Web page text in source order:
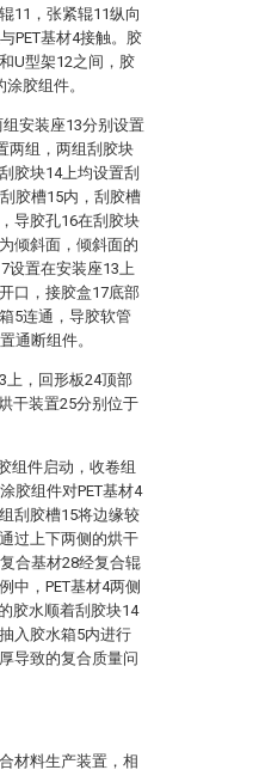
11，张紧辊11纵向
PET基材4接触。胶
U型架12之间，胶
胶组件。
安装座13分别设置
两组，两组刮胶块
胶块14上均设置刮
胶槽15内，刮胶槽
导胶孔16在刮胶块
倾斜面，倾斜面的
设置在安装座13上
口，接胶盒17底部
5连通，导胶软管
通断组件。
上，回形板24顶部
干装置25分别位于
组件启动，收卷组
胶组件对PET基材4
刮胶槽15将边缘较
过上下两侧的烘干
合基材28经复合辊
中，PET基材4两侧
胶水顺着刮胶块14
入胶水箱5内进行
导致的复合质量问
材料生产装置，相